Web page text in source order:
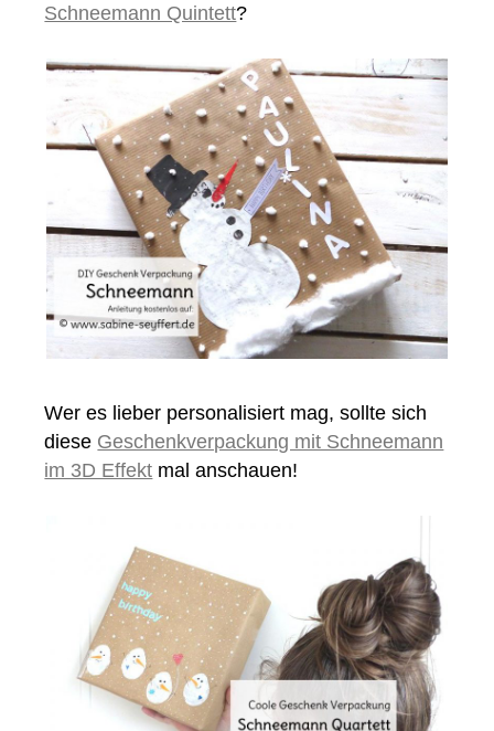
Schneemann Quintett?
Wer es lieber personalisiert mag, sollte sich
diese Geschenkverpackung mit Schneemann
im 3D Effekt mal anschauen!